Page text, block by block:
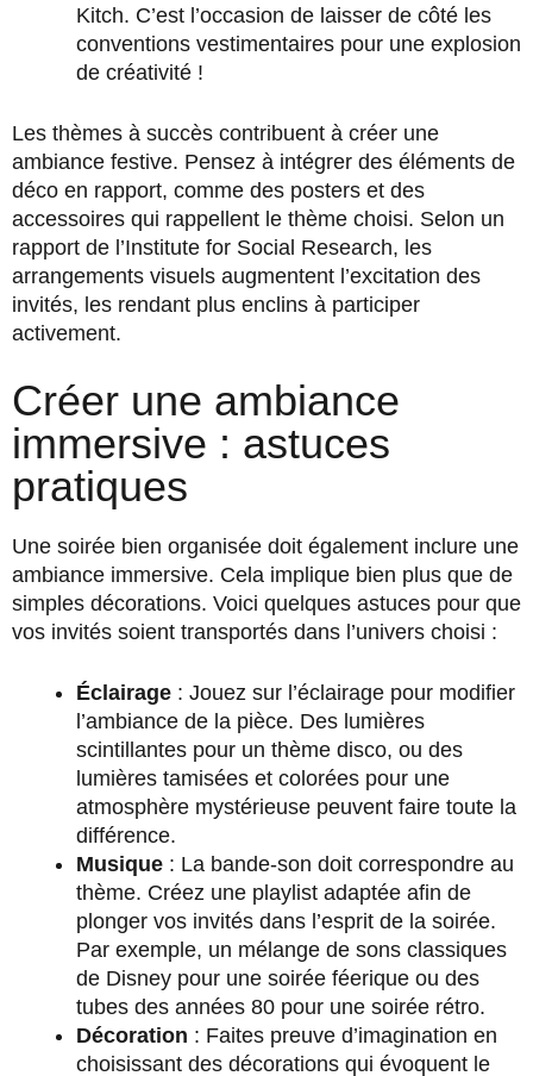
Kitch. C’est l’occasion de laisser de côté les
conventions vestimentaires pour une explosion
de créativité !
Les thèmes à succès contribuent à créer une
ambiance festive. Pensez à intégrer des éléments de
déco en rapport, comme des posters et des
accessoires qui rappellent le thème choisi. Selon un
rapport de l’Institute for Social Research, les
arrangements visuels augmentent l’excitation des
invités, les rendant plus enclins à participer
activement.
Créer une ambiance
immersive : astuces
pratiques
Une soirée bien organisée doit également inclure une
ambiance immersive. Cela implique bien plus que de
simples décorations. Voici quelques astuces pour que
vos invités soient transportés dans l’univers choisi :
Éclairage : Jouez sur l’éclairage pour modifier
l’ambiance de la pièce. Des lumières
scintillantes pour un thème disco, ou des
lumières tamisées et colorées pour une
atmosphère mystérieuse peuvent faire toute la
différence.
Musique : La bande-son doit correspondre au
thème. Créez une playlist adaptée afin de
plonger vos invités dans l’esprit de la soirée.
Par exemple, un mélange de sons classiques
de Disney pour une soirée féerique ou des
tubes des années 80 pour une soirée rétro.
Décoration : Faites preuve d’imagination en
choisissant des décorations qui évoquent le